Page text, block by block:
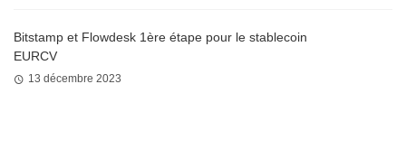
Bitstamp et Flowdesk 1ère étape pour le stablecoin
EURCV
13 décembre 2023